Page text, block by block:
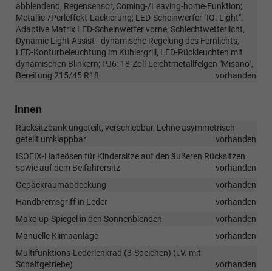
abblendend, Regensensor, Coming-/Leaving-home-Funktion;
Metallic-/Perleffekt-Lackierung; LED-Scheinwerfer "IQ. Light":
Adaptive Matrix LED-Scheinwerfer vorne, Schlechtwetterlicht,
Dynamic Light Assist - dynamische Regelung des Fernlichts,
LED-Konturbeleuchtung im Kühlergrill, LED-Rückleuchten mit
dynamischen Blinkern; PJ6: 18-Zoll-Leichtmetallfelgen "Misano",
Bereifung 215/45 R18
vorhanden
Innen
Rücksitzbank ungeteilt, verschiebbar, Lehne asymmetrisch
geteilt umklappbar
vorhanden
ISOFIX-Halteösen für Kindersitze auf den äußeren Rücksitzen
sowie auf dem Beifahrersitz
vorhanden
Gepäckraumabdeckung
vorhanden
Handbremsgriff in Leder
vorhanden
Make-up-Spiegel in den Sonnenblenden
vorhanden
Manuelle Klimaanlage
vorhanden
Multifunktions-Lederlenkrad (3-Speichen) (i.V. mit
Schaltgetriebe)
vorhanden